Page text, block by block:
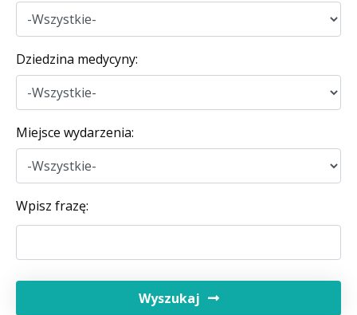
Dziedzina medycyny:
Miejsce wydarzenia:
Wpisz frazę:
Wyszukaj